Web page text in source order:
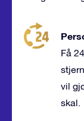
Få
vil
skal.